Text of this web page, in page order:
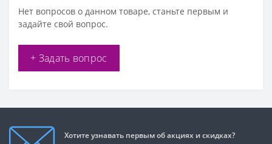
Нет вопросов о данном товаре, станьте первым и
задайте свой вопрос.
+ Задать вопрос
Хотите узнавать первым об акциях и скидках?